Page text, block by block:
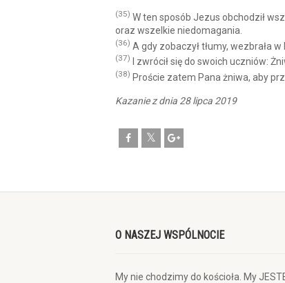
(35) W ten sposób Jezus obchodził
oraz wszelkie niedomagania.
(36) A gdy zobaczył tłumy, wezbrała
(37) I zwrócił się do swoich uczniów:
(38) Proście zatem Pana żniwa, aby
Kazanie z dnia 28 lipca 2019
O NASZEJ WSPÓLNOCIE
My nie chodzimy do kościoła. My